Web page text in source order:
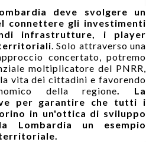
deve svolgere un
connettere gli investimenti
infrastrutture, i player
. Solo attraverso una
concertato, potremo
moltiplicatore del PNRR,
vita dei cittadini e favorendo
della regione . La
per garantire che tutti i
in un'ottica di sviluppo
Lombardia un esempio